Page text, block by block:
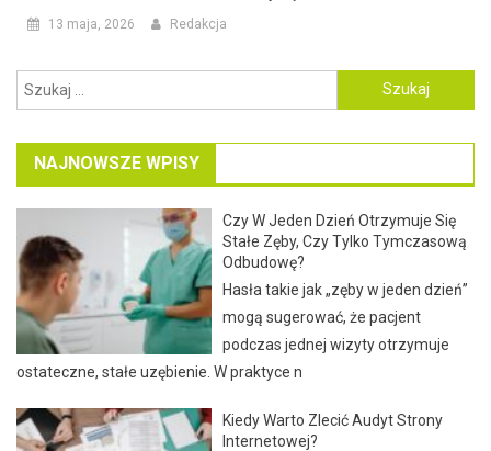
13 maja, 2026 Redakcja
Szukaj:
NAJNOWSZE WPISY
Czy W Jeden Dzień Otrzymuje Się
Stałe Zęby, Czy Tylko Tymczasową
Odbudowę?
Hasła takie jak „zęby w jeden dzień”
mogą sugerować, że pacjent
podczas jednej wizyty otrzymuje
ostateczne, stałe uzębienie. W praktyce n
Kiedy Warto Zlecić Audyt Strony
Internetowej?